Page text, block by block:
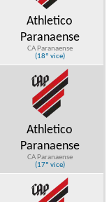
Athletico
Paranaense
CA Paranaense
(18º vice)
Athletico
Paranaense
CA Paranaense
(17º vice)